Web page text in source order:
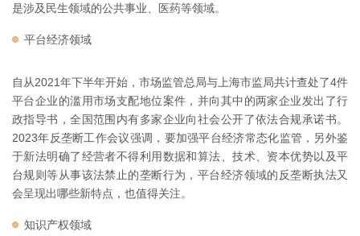
是涉及民生领域的公共事业、医药等领域。
平台经济领域
自从2021年下半年开始，市场监管总局与上海市监局共计查处了4件
平台企业的滥用市场支配地位案件，并向其中的两家企业发出了行
政指导书，全国范围内有多家企业向社会公开了依法合规承诺书。
2023年反垄断工作会议强调，要加强平台经济常态化监管，另外鉴
于新法明确了经营者不得利用数据和算法、技术、资本优势以及平
台规则等从事该法禁止的垄断行为，平台经济领域的反垄断执法又
会呈现出哪些新特点，也值得关注。
知识产权领域